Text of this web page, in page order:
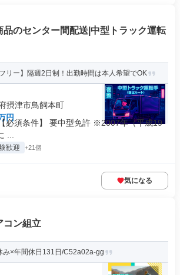
品のセンター間配送|中型トラック運転
リー】隔週2日制！出勤時間は本人希望でOK
摂津市鳥飼本町
円
必須条件】 要中型免許 ※2007年（平成19
...
歓迎 +21個
気になる
コン組立
み×年間休日131日/C52a02a-gg